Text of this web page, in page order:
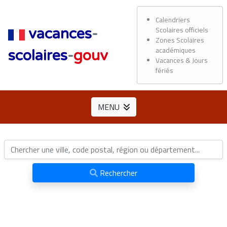
vacances-
scolaires-gouv
Calendriers
Scolaires officiels
Zones Scolaires
académiques
Vacances & Jours
fériés
MENU
Rechercher